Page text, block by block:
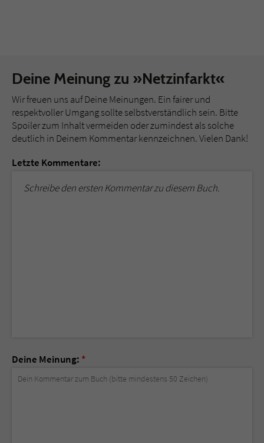
Deine Meinung zu »Netzinfarkt«
Wir freuen uns auf Deine Meinungen. Ein fairer und
respektvoller Umgang sollte selbstverständlich sein. Bitte
Spoiler zum Inhalt vermeiden oder zumindest als solche
deutlich in Deinem Kommentar kennzeichnen. Vielen Dank!
Letzte Kommentare:
Schreibe den ersten Kommentar zu diesem Buch.
Deine Meinung: *